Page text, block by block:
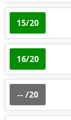
15/20
16/20
-- /20